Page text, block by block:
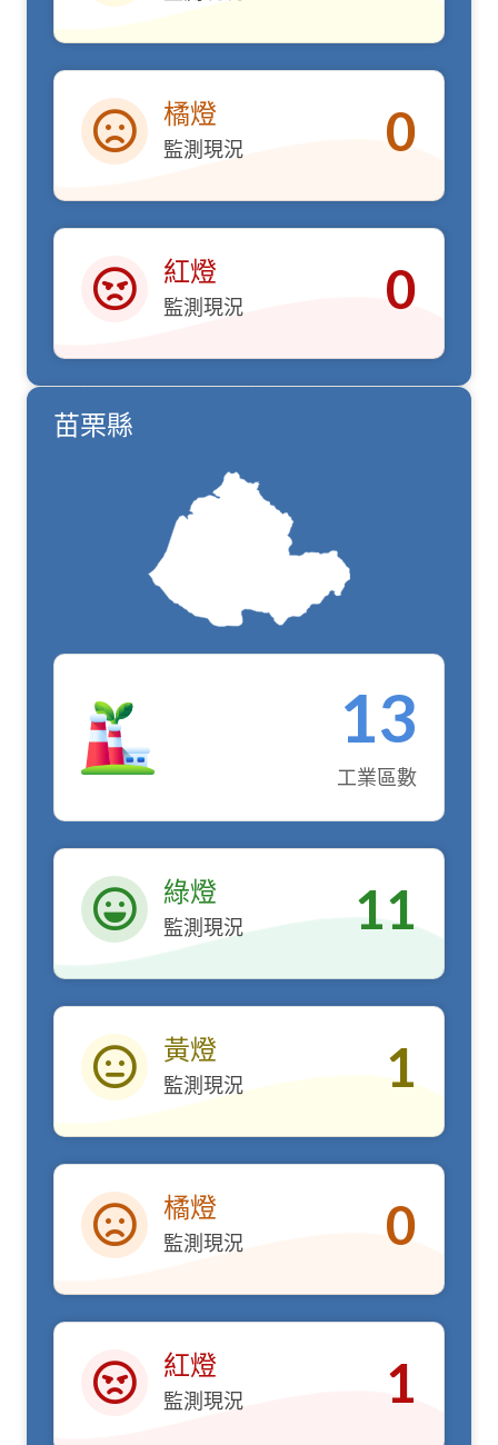
橘燈
橘燈
監測現況 0
紅燈
紅燈
監測現況 0
苗栗縣
13
工業區數
綠燈
綠燈
監測現況 11
黃燈
黃燈
監測現況 1
橘燈
橘燈
監測現況 0
紅燈
紅燈
監測現況 1